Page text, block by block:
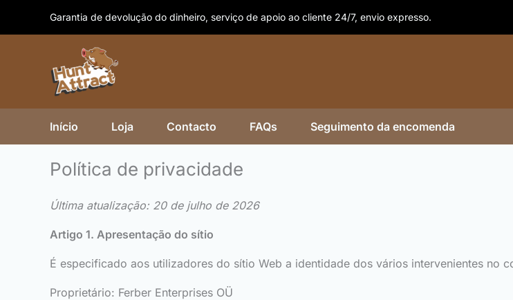
Garantia de devolução do dinheiro, serviço de apoio ao cliente 24/7, envio expresso.
Início Loja Contacto FAQs Seguimento da encomenda
Política de privacidade
Última atualização: 20 de julho de 2026
Artigo 1. Apresentação do sítio
É especificado aos utilizadores do sítio Web a identidade dos vários intervenientes no
Proprietário: Ferber Enterprises OÜ